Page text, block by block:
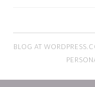
BLOG AT